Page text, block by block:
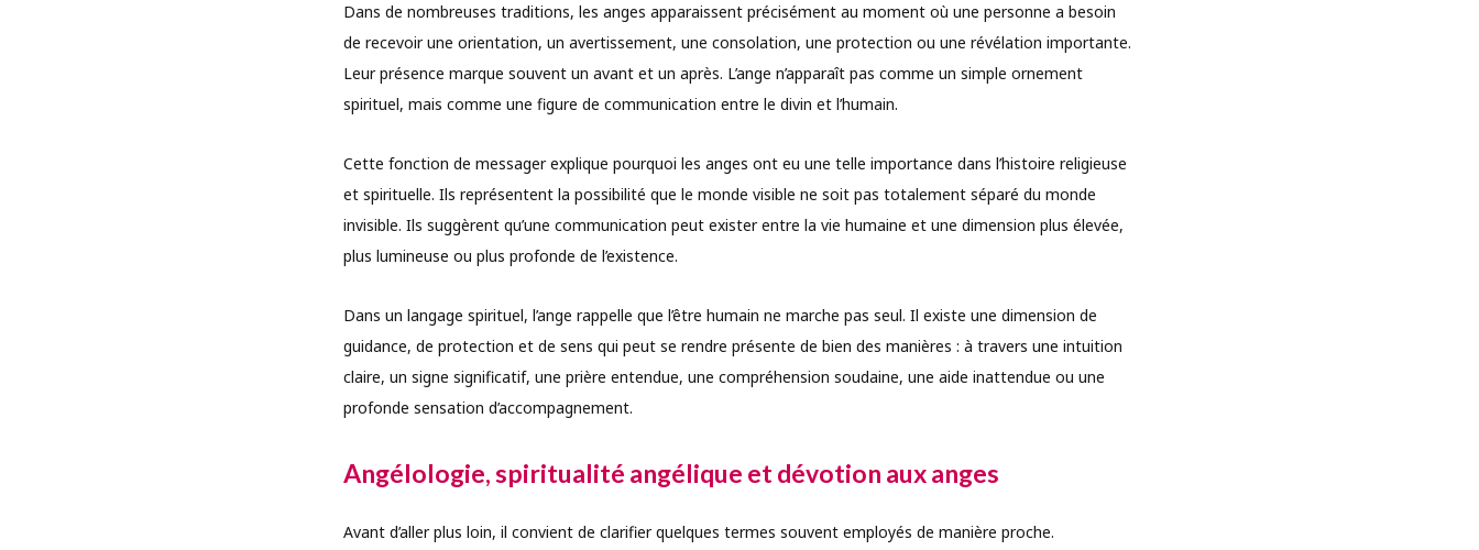
Dans de nombreuses traditions, les anges apparaissent précisément au moment où une personne a besoin
de recevoir une orientation, un avertissement, une consolation, une protection ou une révélation importante.
Leur présence marque souvent un avant et un après. L’ange n’apparaît pas comme un simple ornement
spirituel, mais comme une figure de communication entre le divin et l’humain.
Cette fonction de messager explique pourquoi les anges ont eu une telle importance dans l’histoire religieuse
et spirituelle. Ils représentent la possibilité que le monde visible ne soit pas totalement séparé du monde
invisible. Ils suggèrent qu’une communication peut exister entre la vie humaine et une dimension plus élevée,
plus lumineuse ou plus profonde de l’existence.
Dans un langage spirituel, l’ange rappelle que l’être humain ne marche pas seul. Il existe une dimension de
guidance, de protection et de sens qui peut se rendre présente de bien des manières : à travers une intuition
claire, un signe significatif, une prière entendue, une compréhension soudaine, une aide inattendue ou une
profonde sensation d’accompagnement.
Angélologie, spiritualité angélique et dévotion aux anges
Avant d’aller plus loin, il convient de clarifier quelques termes souvent employés de manière proche.